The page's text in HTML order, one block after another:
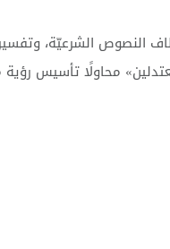
النصوص الشرعيّة،
» محاولًاتأسيس رؤية